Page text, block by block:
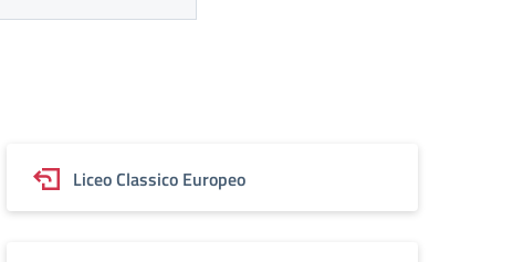
Liceo Classico Europeo